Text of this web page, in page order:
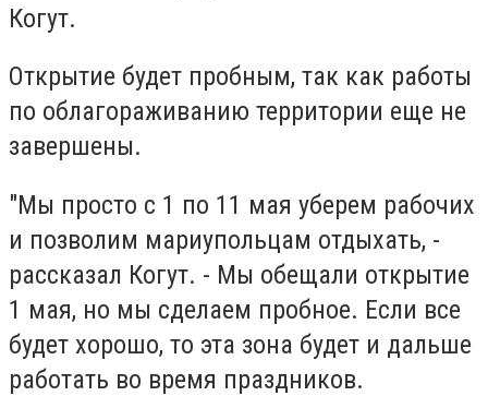
Когут.
Открытие будет пробным, так как работы
по облагораживанию территории еще не
завершены.
"Мы просто с 1 по 11 мая уберем рабочих
и позволим мариупольцам отдыхать, -
рассказал Когут. - Мы обещали открытие
1 мая, но мы сделаем пробное. Если все
будет хорошо, то эта зона будет и дальше
работать во время праздников.